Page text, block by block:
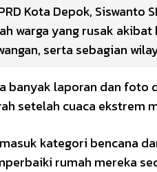
Kota Depok, Siswanto
warga yang rusak
serta sebagian
banyak laporan dan foto
setelah cuaca ekstrem
kategori bencana
rumah mereka